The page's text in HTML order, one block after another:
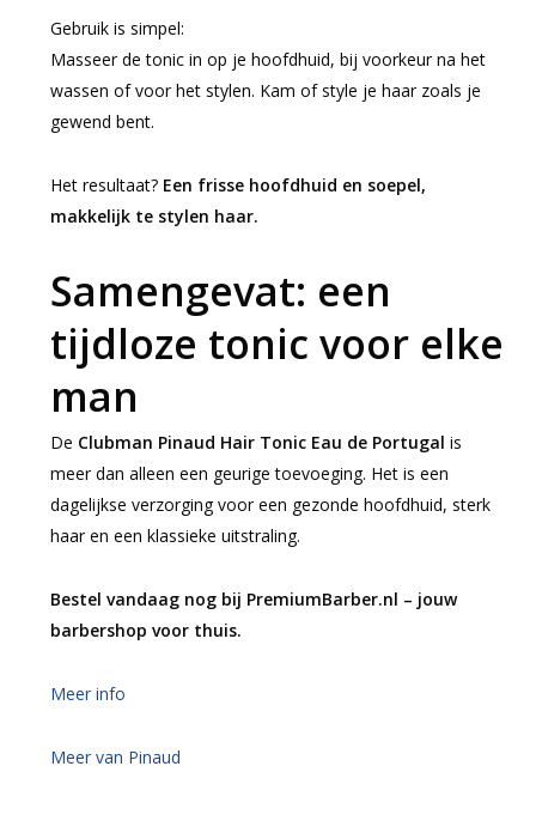
Gebruik is simpel:
Masseer de tonic in op je hoofdhuid, bij voorkeur na het
wassen of voor het stylen. Kam of style je haar zoals je
gewend bent.
Het resultaat? Een frisse hoofdhuid en soepel,
makkelijk te stylen haar.
Samengevat: een
tijdloze tonic voor elke
man
De Clubman Pinaud Hair Tonic Eau de Portugal is
meer dan alleen een geurige toevoeging. Het is een
dagelijkse verzorging voor een gezonde hoofdhuid, sterk
haar en een klassieke uitstraling.
Bestel vandaag nog bij PremiumBarber.nl – jouw
barbershop voor thuis.
Meer info
Meer van Pinaud